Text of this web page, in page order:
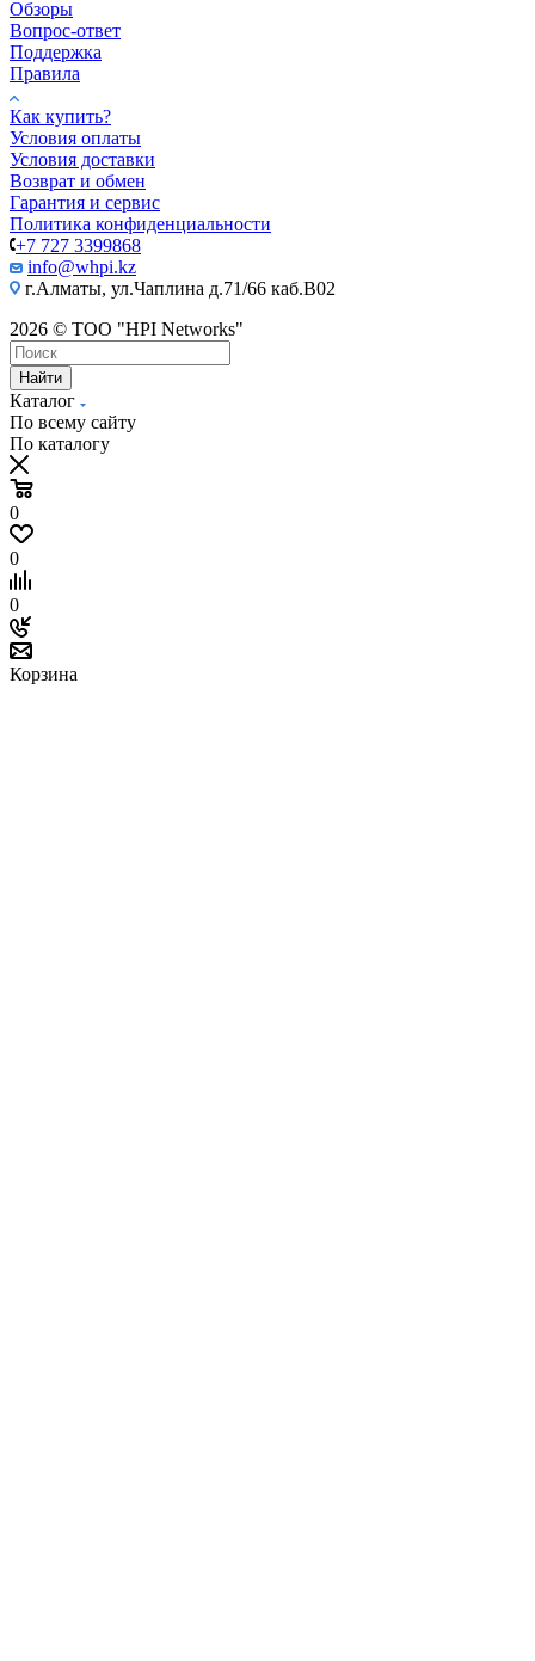
Обзоры
Вопрос-ответ
Поддержка
Правила
Как купить?
Условия оплаты
Условия доставки
Возврат и обмен
Гарантия и сервис
Политика конфиденциальности
+7 727 3399868
info@whpi.kz
г.Алматы, ул.Чаплина д.71/66 каб.B02
2026 © ТОО "HPI Networks"
Найти
Каталог
По всему сайту
По каталогу
0
0
0
Корзина